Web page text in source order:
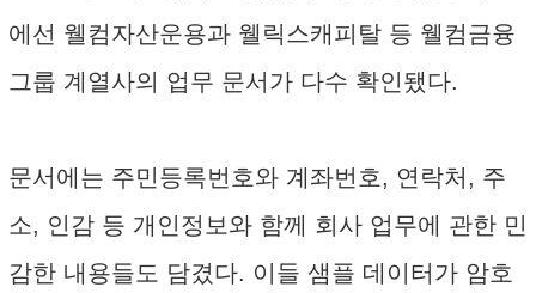
에선 웰컴자산운용과 웰릭스캐피탈 등 웰컴금융
그룹 계열사의 업무 문서가 다수 확인됐다.
문서에는 주민등록번호와 계좌번호, 연락처, 주
소, 인감 등 개인정보와 함께 회사 업무에 관한 민
감한 내용들도 담겼다. 이들 샘플 데이터가 암호